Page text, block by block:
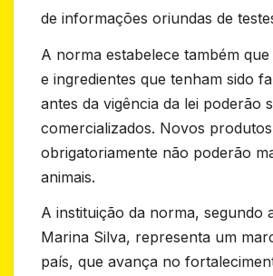
de informações oriundas de
A norma estabelece também
e ingredientes que tenham sido
antes da vigência da lei poderão
comercializados. Novos produtos
obrigatoriamente não poderão
animais.
A instituição da norma, segundo
Marina Silva, representa um
país, que avança no